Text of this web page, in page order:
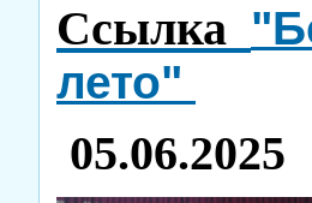
Ссылка
лето"
05.06.2025